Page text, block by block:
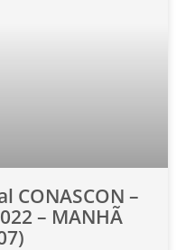
CONASCON –
– MANHÃ